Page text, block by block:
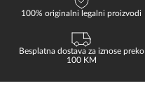
100% originalni legalni proizvodi
Besplatna dostava za iznose preko
100 KM